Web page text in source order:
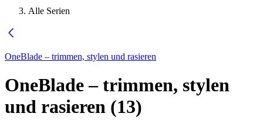
Alle Serien
OneBlade – trimmen, stylen und rasieren
OneBlade – trimmen, stylen
und rasieren (13)